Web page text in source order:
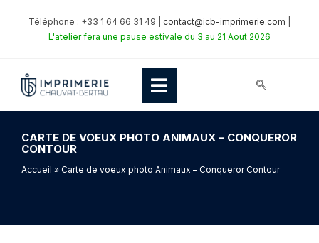
Téléphone : +33 1 64 66 31 49 | contact@icb-imprimerie.com
L'atelier fera une pause estivale du 3 au 21 Aout 2026
CARTE DE VOEUX PHOTO ANIMAUX – CONQUEROR
CONTOUR
Accueil » Carte de voeux photo Animaux – Conqueror Contour